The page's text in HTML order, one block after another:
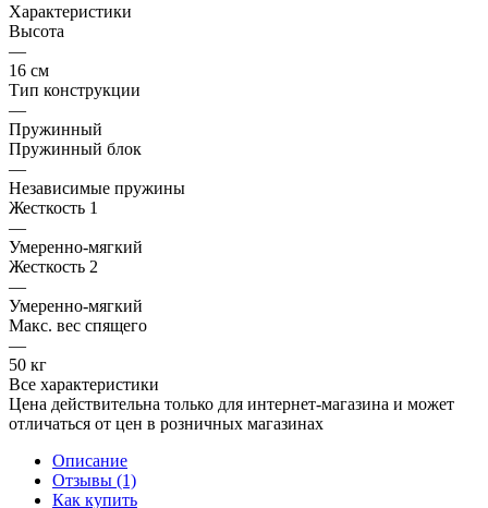
Характеристики
Высота
—
16 см
Тип конструкции
—
Пружинный
Пружинный блок
—
Независимые пружины
Жесткость 1
—
Умеренно-мягкий
Жесткость 2
—
Умеренно-мягкий
Макс. вес спящего
—
50 кг
Все характеристики
Цена действительна только для интернет-магазина и может
отличаться от цен в розничных магазинах
Описание
Отзывы (1)
Как купить